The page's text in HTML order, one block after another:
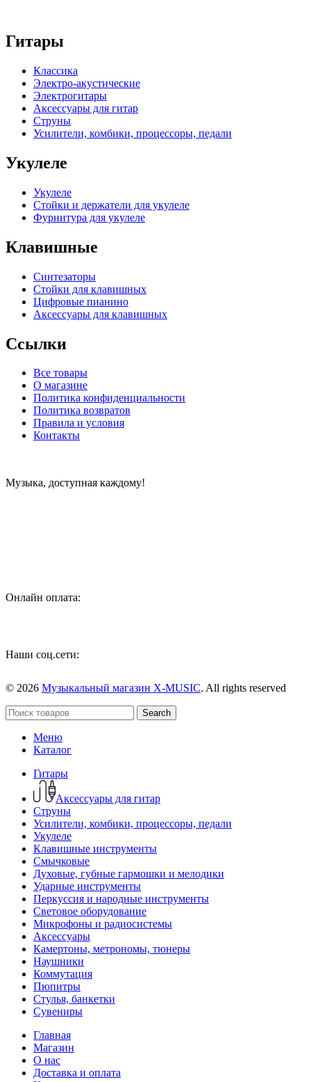
Гитары
Классика
Электро-акустические
Электрогитары
Аксессуары для гитар
Струны
Усилители, комбики, процессоры, педали
Укулеле
Укулеле
Стойки и держатели для укулеле
Фурнитура для укулеле
Клавишные
Синтезаторы
Стойки для клавишных
Цифровые пианино
Аксессуары для клавишных
Ссылки
Все товары
О магазине
Политика конфиденциальности
Политика возвратов
Правила и условия
Контакты
Музыка, доступная каждому!
Онлайн оплата:
Наши соц.сети:
© 2026 Музыкальный магазин X-MUSIC. All rights reserved
Search
Меню
Каталог
Гитары
Аксессуары для гитар
Струны
Усилители, комбики, процессоры, педали
Укулеле
Клавишные инструменты
Смычковые
Духовые, губные гармошки и мелодики
Ударные инструменты
Перкуссия и народные инструменты
Световое оборудование
Микрофоны и радиосистемы
Аксессуары
Камертоны, метрономы, тюнеры
Наушники
Коммутация
Пюпитры
Стулья, банкетки
Сувениры
Главная
Магазин
О нас
Доставка и оплата